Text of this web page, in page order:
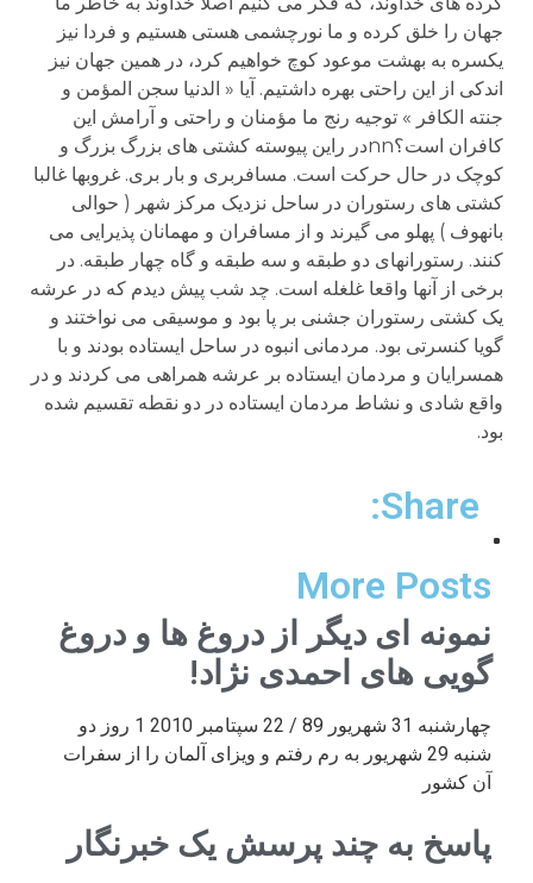
جهان را خلق کرده و ما نورچشمی هستی هستیم و فردا نیز
یکسره به بهشت موعود کوچ خواهیم کرد، در همین جهان نیز
اندکی از این راحتی بهره داشتیم. آیا « الدنیا سجن المؤمن و
جنته الکافر » توجیه رنج ما مؤمنان و راحتی و آرامش این
کافران است؟nnدر راین پیوسته کشتی های بزرگ بزرگ و
کوچک در حال حرکت است. مسافربری و بار بری. غروبها غالبا
کشتی های رستوران در ساحل نزدیک مرکز شهر ( حوالی
بانهوف ) پهلو می گیرند و از مسافران و مهمانان پذیرایی می
کنند. رستورانهای دو طبقه و سه طبقه و گاه چهار طبقه. در
برخی از آنها واقعا غلغله است. چد شب پیش دیدم که در عرشه
یک کشتی رستوران جشنی بر پا بود و موسیقی می نواختند و
گویا کنسرتی بود. مردمانی انبوه در ساحل ایستاده بودند و با
همسرایان و مردمان ایستاده بر عرشه همراهی می کردند و در
واقع شادی و نشاط مردمان ایستاده در دو نقطه تقسیم شده
بود.
Share:
More Posts
نمونه ای دیگر از دروغ ها و دروغ
گویی های احمدی نژاد!
چهارشنبه 31 شهریور 89 / 22 سپتامبر 2010 1 روز دو
شنبه 29 شهریور به رم رفتم و ویزای آلمان را از سفرات
آن کشور
پاسخ به چند پرسش یک خبرنگار